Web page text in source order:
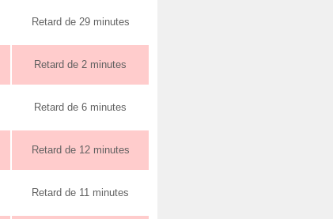
Retard de 29 minutes
Retard de 2 minutes
Retard de 6 minutes
Retard de 12 minutes
Retard de 11 minutes